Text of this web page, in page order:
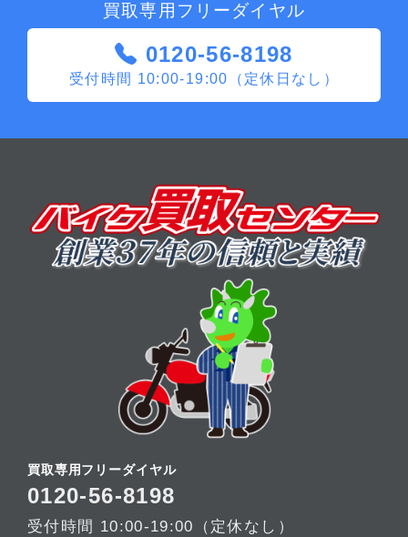
買取専用フリーダイヤル
0120-56-8198
受付時間 10:00-19:00（定休日なし）
買取専用フリーダイヤル
0120-56-8198
受付時間 10:00-19:00（定休なし）